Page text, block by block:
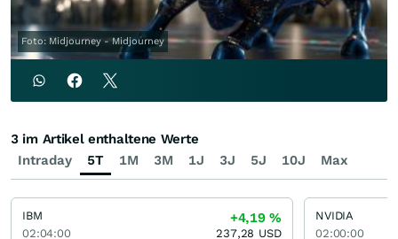
Foto: Midjourney - Midjourney
Intraday 5T 1M 3M 1J 3J 5J 10J Max
3 im Artikel enthaltene Werte
IBM
02:04:00
+4,19%
237,28 USD
NVIDIA
02:00:00